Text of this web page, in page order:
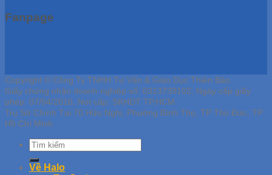
Fanpage
Copyright © Công Ty TNHH Tư Vấn & Giáo Dục Thiên Bảo
Giấy chứng nhận doanh nghiệp số: 0313739102, Ngày cấp giấy
phép: 07/04/2016, Nơi cấp: SKHDT TP.HCM
Trụ Sở Chính Tại 70 Hữu Nghị, Phường Bình Thọ, TP Thủ Đức, TP
Hồ Chí Minh
Về Halo